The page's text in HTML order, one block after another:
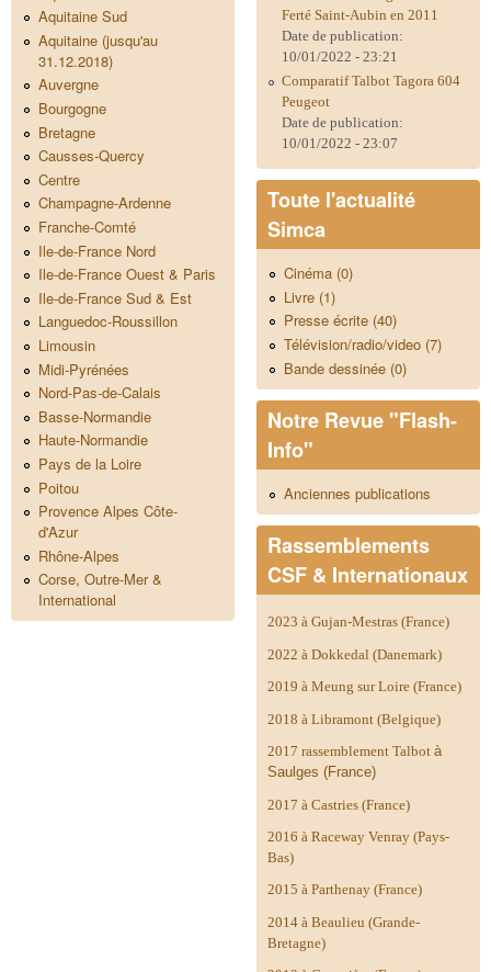
Aquitaine Sud
Aquitaine (jusqu'au
31.12.2018)
Auvergne
Bourgogne
Bretagne
Causses-Quercy
Centre
Champagne-Ardenne
Franche-Comté
Ile-de-France Nord
Ile-de-France Ouest & Paris
Ile-de-France Sud & Est
Languedoc-Roussillon
Limousin
Midi-Pyrénées
Nord-Pas-de-Calais
Basse-Normandie
Haute-Normandie
Pays de la Loire
Poitou
Provence Alpes Côte-
d'Azur
Rhône-Alpes
Corse, Outre-Mer &
International
Ferté Saint-Aubin en 2011
Date de publication:
10/01/2022 - 23:21
Comparatif Talbot Tagora 604
Peugeot
Date de publication:
10/01/2022 - 23:07
Toute l'actualité
Simca
Cinéma (0)
Livre (1)
Presse écrite (40)
Télévision/radio/video (7)
Bande dessinée (0)
Notre Revue "Flash-
Info"
Anciennes publications
Rassemblements
CSF & Internationaux
2023 à Gujan-Mestras (France)
2022 à Dokkedal (Danemark)
2019 à Meung sur Loire (France)
2018 à Libramont (Belgique)
2017 rassemblement Talbot à
Saulges (France)
2017 à Castries (France)
2016 à Raceway Venray (Pays-
Bas)
2015 à Parthenay (France)
2014 à Beaulieu (Grande-
Bretagne)